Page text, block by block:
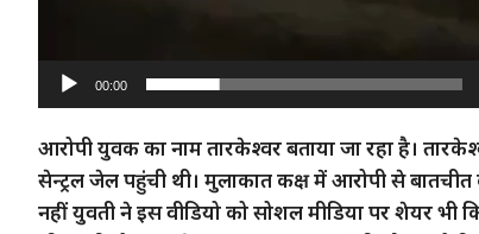
00:00
आरोपी युवक का नाम तारकेश्वर बताया जा रहा है।
सेन्ट्रल जेल पहुंची थी। मुलाकात कक्ष में आरोपी से बातचीत
नहीं युवती ने इस वीडियो को सोशल मीडिया पर शेयर भी